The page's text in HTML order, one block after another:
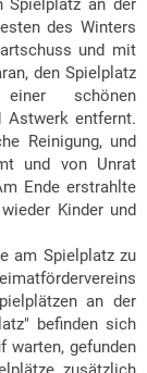
Spielplatz an der
des Winters
und mit
den Spielplatz
schönen
Astwerk entfernt.
Reinigung, und
und von Unrat
Ende erstrahlte
Kinder und
am Spielplatz zu
an der
befinden sich
warten, gefunden